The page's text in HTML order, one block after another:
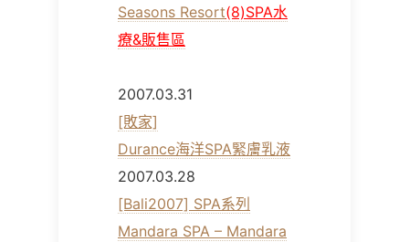
Seasons Resort(8)SPA水
療&販售區
2007.03.31
[敗家]
Durance海洋SPA緊膚乳液
2007.03.28
[Bali2007] SPA系列
Mandara SPA – Mandara